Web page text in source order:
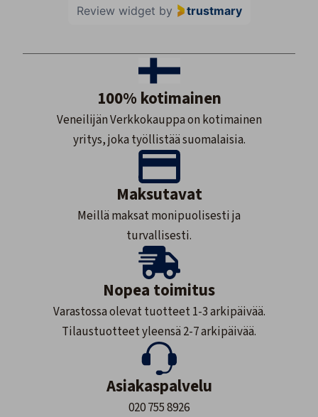
Review widget by trustmary
100% kotimainen
Veneilijän Verkkokauppa on kotimainen
yritys, joka työllistää suomalaisia.
Maksutavat
Meillä maksat monipuolisesti ja
turvallisesti.
Nopea toimitus
Varastossa olevat tuotteet 1-3 arkipäivää.
Tilaustuotteet yleensä 2-7 arkipäivää.
Asiakaspalvelu
020 755 8926